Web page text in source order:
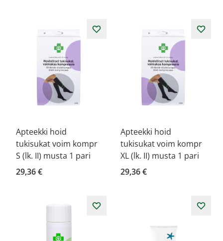
Apteekki hoid
tukisukat voim kompr
S (lk. II) musta 1 pari
29,36 €
Apteekki hoid
tukisukat voim kompr
XL (lk. II) musta 1 pari
29,36 €